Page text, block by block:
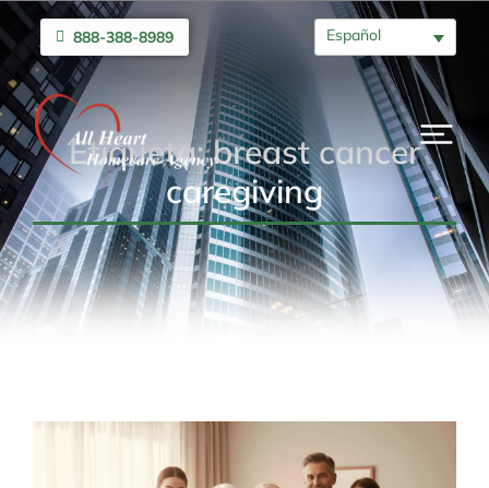
888-388-8989 Español
Etiqueta: breast cancer
caregiving